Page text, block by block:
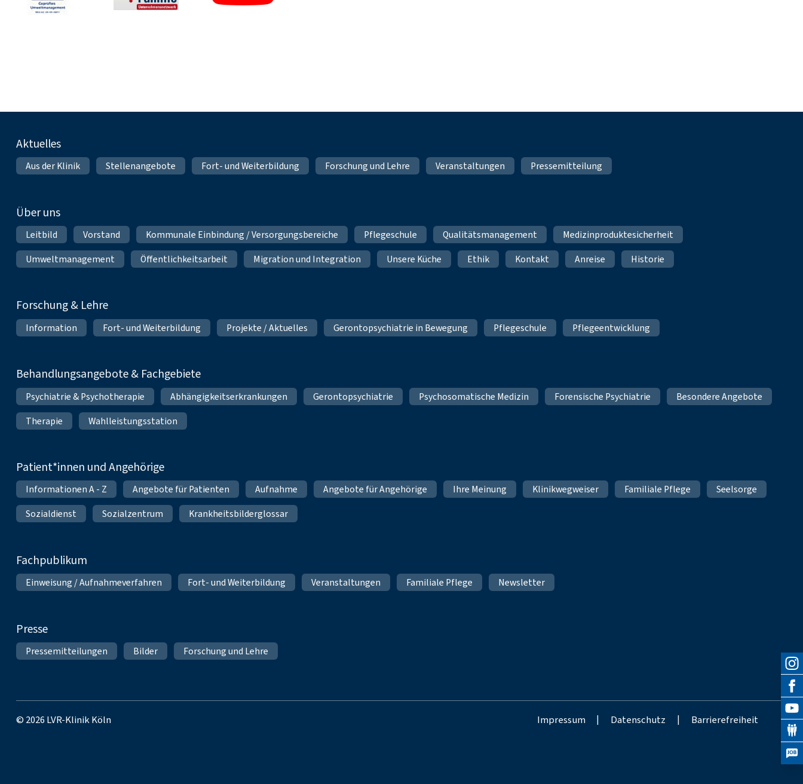
Fußnavigation
Aktuelles
Aus der Klinik Stellenangebote Fort- und Weiterbildung Forschung und Lehre Veranstaltungen Pressemitteilung
Über uns
Leitbild Vorstand Kommunale Einbindung / Versorgungsbereiche Pflegeschule Qualitätsmanagement
Medizinproduktesicherheit
Umweltmanagement
Öffentlichkeitsarbeit Migration und Integration Unsere Küche Ethik Kontakt Anreise Historie
Forschung & Lehre
Information Fort- und Weiterbildung Projekte / Aktuelles Gerontopsychiatrie in Bewegung Pflegeschule Pflegeentwicklung
Behandlungsangebote & Fachgebiete
Psychiatrie & Psychotherapie Abhängigkeitserkrankungen Gerontopsychiatrie Psychosomatische Medizin Forensische Psychiatrie
Besondere Angebote
Therapie
Wahlleistungsstation
Patient*innen und Angehörige
Informationen A - Z Angebote für Patienten Aufnahme Angebote für Angehörige Ihre Meinung Klinikwegweiser Familiale Pflege
Seelsorge
Sozialdienst
Sozialzentrum Krankheitsbilderglossar
Fachpublikum
Einweisung / Aufnahmeverfahren Fort- und Weiterbildung Veranstaltungen Familiale Pflege Newsletter
Presse
Pressemitteilungen Bilder Forschung und Lehre
© 2026 LVR-Klinik Köln Impressum | Datenschutz | Barrierefreiheit